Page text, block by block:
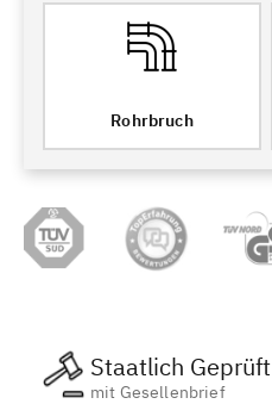
Rohrbruch
Staatlich Geprüft
mit Gesellenbrief